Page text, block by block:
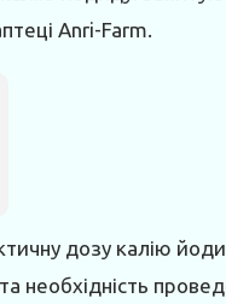
Anri-Farm.
дозу калію
необхідність